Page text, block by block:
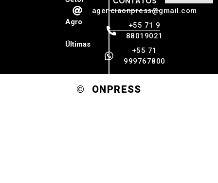
Agro
Últimas
agenciaonpress@gmail.com
+55 71 9
88019021
+55 71
999767800
© ONPRESS